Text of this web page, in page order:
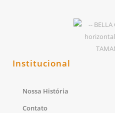
Institucional
Nossa História
Contato